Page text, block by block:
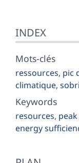
INDEX
Mots-clés
ressources, pic
climatique,
Keywords
resources,
energy